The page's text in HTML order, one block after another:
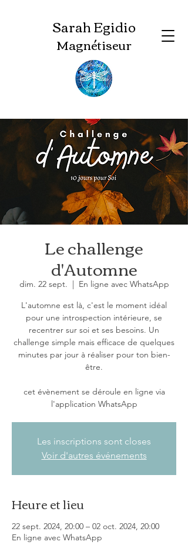
Sarah Egidio
Magnétiseur
Le challenge
d'Automne
dim. 22 sept.
  |
En ligne avec WhatsApp
L'automne est là, c'est le moment idéal
pour une introspection intérieure, se
recentrer sur soi et ses besoins. Un
challenge simple mais efficace de quelques
minutes par jour à réaliser pour ton bien-
être.
cet évènement se déroule en ligne via
l'application WhatsApp
Les inscriptions sont closes
Voir d'autres événements
Heure et lieu
22 sept. 2024, 20:00 – 02 oct. 2024, 20:00
En ligne avec WhatsApp